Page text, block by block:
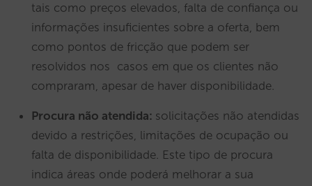
tais como preços elevados, falta de confiança ou
informações insuficientes sobre a oferta, bem
como pontos de fricção que podem ser
resolvidos nos casos em que os clientes não
compraram, apesar de haver disponibilidade.
Procura não atendida: solicitações não atendidas
devido a restrições, limitações de ocupação ou
falta de disponibilidade. Este tipo de procura
indica áreas onde poderá melhorar a sua